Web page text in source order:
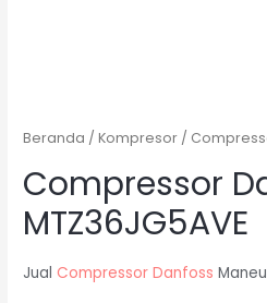
Beranda /Kompresor /
Compressor
MTZ36JG5AVE
Jual Compressor Danfoss